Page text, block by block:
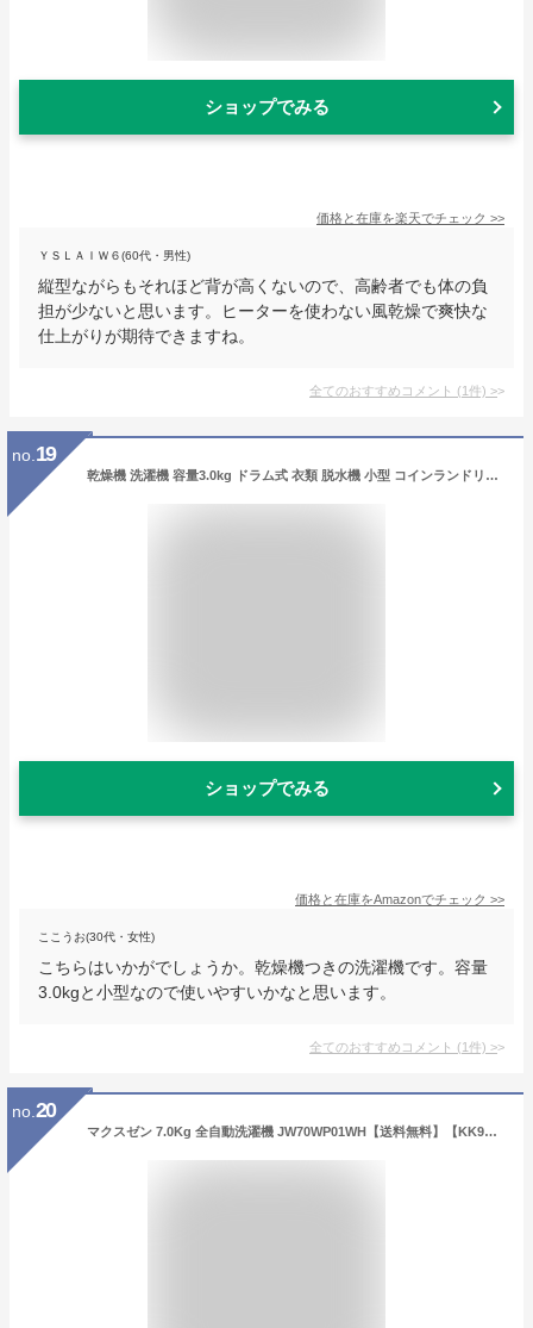
ショップでみる
価格と在庫を楽天でチェック >>
ＹＳＬＡＩＷ６(60代・男性)
縦型ながらもそれほど背が高くないので、高齢者でも体の負
担が少ないと思います。ヒーターを使わない風乾燥で爽快な
仕上がりが期待できますね。
全てのおすすめコメント (1件) >
no. 19
乾燥機 洗濯機 容量3.0kg ドラム式 衣類 脱水機 小型 コインランドリー 一人暮らし 乾燥 家電 ふんわり 小型衣類乾燥機 衣類乾燥機 小型 服乾燥機 小型乾燥機 新生活 梅雨対策 湿気対策【IT10】
ショップでみる
価格と在庫をAmazonでチェック >>
ここうお(30代・女性)
こちらはいかがでしょうか。乾燥機つきの洗濯機です。容量
3.0kgと小型なので使いやすいかなと思います。
全てのおすすめコメント (1件) >
no. 20
マクスゼン 7.0Kg 全自動洗濯機 JW70WP01WH【送料無料】【KK9N0D18P】